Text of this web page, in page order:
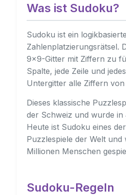
Was ist Sudoku?
Sudoku ist ein
Zahlenplatzierungsrätsel.
9×9-Gitter mit Ziffern zu
Spalte, jede Zeile und
Untergitter alle Ziffern von
Dieses klassische
der Schweiz und wurde
Heute ist Sudoku eines
Puzzlespiele der Welt und
Millionen Menschen
Sudoku-Regeln